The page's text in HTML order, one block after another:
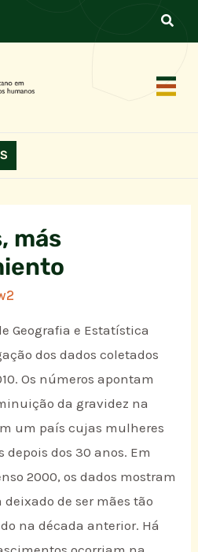
más
Geografia e Estatística
dos dados coletados
Os números apontam
da gravidez na
um país cujas mulheres
dos 30 anos. Em
2000, os dados mostram
de ser mães tão
na década anterior. Há